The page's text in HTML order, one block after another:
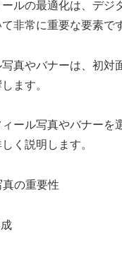
ルの最適化は、デジ
非常に重要な要素で
真やバナーは、初対
ます。
ール写真やバナーを
く説明します。
の重要性